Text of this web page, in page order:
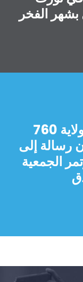
بشهر الفخر
760 من أولياء الأمور في ولاية
رسالة إلى
الجمعية